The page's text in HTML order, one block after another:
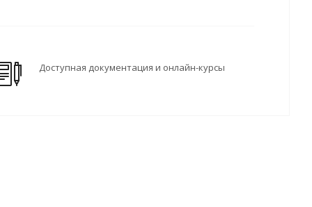
Доступная документация и онлайн-курсы